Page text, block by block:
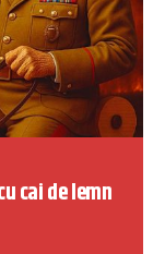
cai de lemn